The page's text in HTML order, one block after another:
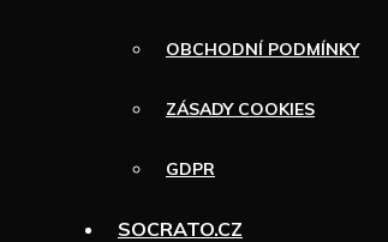
OBCHODNÍ PODMÍNKY
ZÁSADY COOKIES
GDPR
SOCRATO.CZ